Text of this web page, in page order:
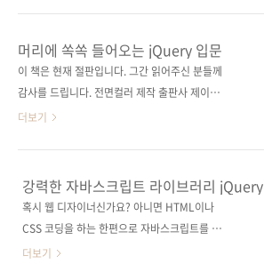
to 시리얼 업로더 (5명)) # 당첨자 발표 : 6월 첫
# 응모 방법 : 제이펍 페이스북 페이지의 ‘좋아
요’를 누른다(이미 게시물을 받고 계신 분들은
Pass!) 구매 ..
함께 재미있는 프로그래밍의 개념을 만들어가는
책입니다. 아이들이 스크래치로 직접 게임을 만
들면서 문제 해결 능력 향상을 위한 기초 과정이
스크래치에 재미를 붙이고 이것저것 만들어 보
는지에 대해서 궁금하신 분들이 많으실 것 같아
배우는 스크래치 프로그래밍 어드벤처》 체험단
모집! 아이들과 함께 스크래치를 가지고 재미있
게 놀아보실 분을 환영합니다. 자세한 내용은 아
래를 참고해주세요. ====..
머리에 쏙쏙 들어오는 jQuery 입문
이 책은 현재 절판입니다. 그간 읽어주신 분들께
감사를 드립니다. 전면컬러 제작 출판사 제이펍
원출판사 기술평론사(技術評論社) 원서명 Web
津戸壮) 역자명 정인식 출판일 2012년 7월 26
일 페이지 308쪽 판 형 4*6배판 변형
(188*245) 반양장(Soft Cover) 정 가 25,000
93560 분 야 웹 프로그래밍 / 웹 디자인 키워드
더보기
강력한 자바스크립트 라이브러리 jQuery
혹시 웹 디자이너신가요? 아니면 HTML이나
CSS 코딩을 하는 한편으로 자바스크립트를 다
루는 웹 프로그래머인가요? 그리고 jQuery의 막
더보기